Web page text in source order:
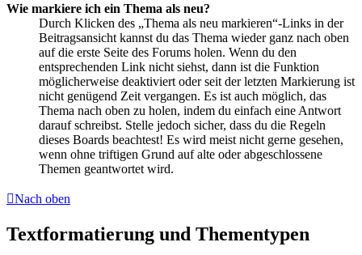
Wie markiere ich ein Thema als neu?
Durch Klicken des „Thema als neu markieren“-Links in der
Beitragsansicht kannst du das Thema wieder ganz nach oben
auf die erste Seite des Forums holen. Wenn du den
entsprechenden Link nicht siehst, dann ist die Funktion
möglicherweise deaktiviert oder seit der letzten Markierung ist
nicht genügend Zeit vergangen. Es ist auch möglich, das
Thema nach oben zu holen, indem du einfach eine Antwort
darauf schreibst. Stelle jedoch sicher, dass du die Regeln
dieses Boards beachtest! Es wird meist nicht gerne gesehen,
wenn ohne triftigen Grund auf alte oder abgeschlossene
Themen geantwortet wird.
Nach oben
Textformatierung und Thementypen